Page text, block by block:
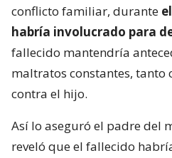
conflicto familiar, durante
habría involucrado para
fallecido mantendría
maltratos constantes, tanto
contra el hijo.
Así lo aseguró el padre del
reveló que el fallecido